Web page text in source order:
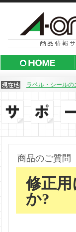
ラベル・シールの
商品のご質問
修正
か?